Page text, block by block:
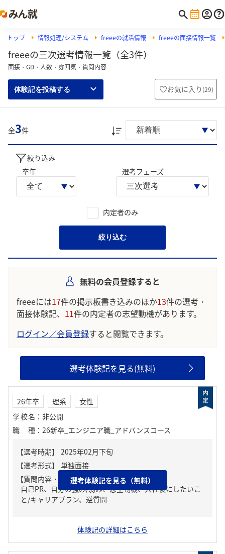
トップ 情報処理/システム freeeの就活情報 freeeの面接情報一覧
freeeの三次選考情報一覧（全3件）
面接・GD・人数・雰囲気・質問内容
体験記を投稿する お気に入り (29)
全3件
絞り込み
卒年
選考フェーズ
内定者のみ
絞り込む
無料の会員登録すると
freeeには17件の掲示板書き込みのほか13件の選考・
面接体験記、 11件の内定者の志望動機があります。
ログイン／会員登録すると閲覧できます。
選考体験記を見る(無料)
26年卒 理系
女性
学校名 ： 非公開
職種 ： 26新卒_エンジニア職_アドバンスコース
【質問内容・課題】
自己PR、自分の強み/弱み、志望動機、入社後にしたいこ
と/キャリアプラン、逆質問
選考体験記を見る（無料）
体験記の詳細はこちら